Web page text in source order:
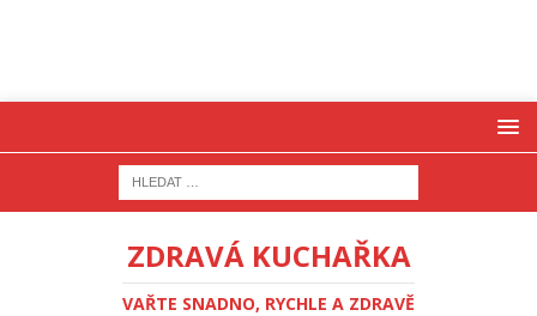
ZDRAVÁ KUCHAŘKA
VAŘTE SNADNO, RYCHLE A ZDRAVĚ